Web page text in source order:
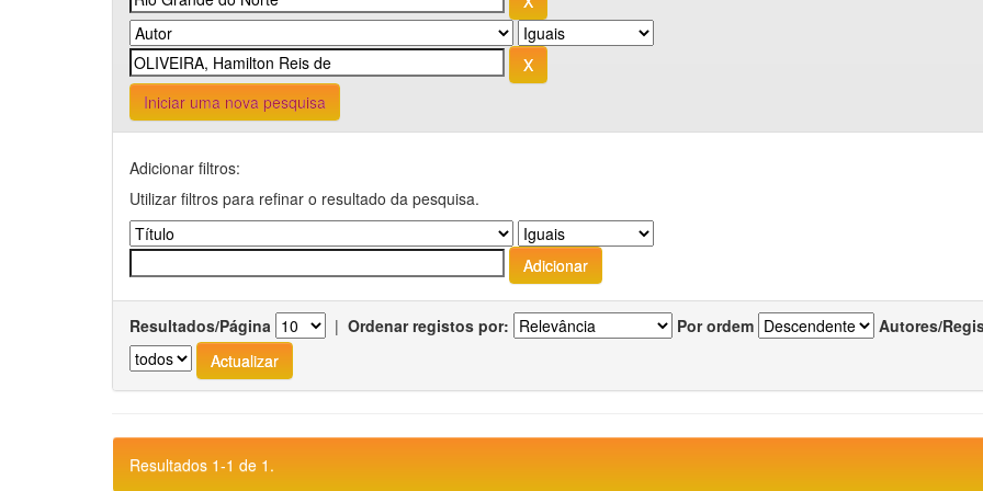
Iniciar uma nova pesquisa
Adicionar filtros:
Utilizar filtros para refinar o resultado da pesquisa.
Resultados/Página | Ordenar registos por: Por ordem Autores/
Resultados 1-1 de 1.